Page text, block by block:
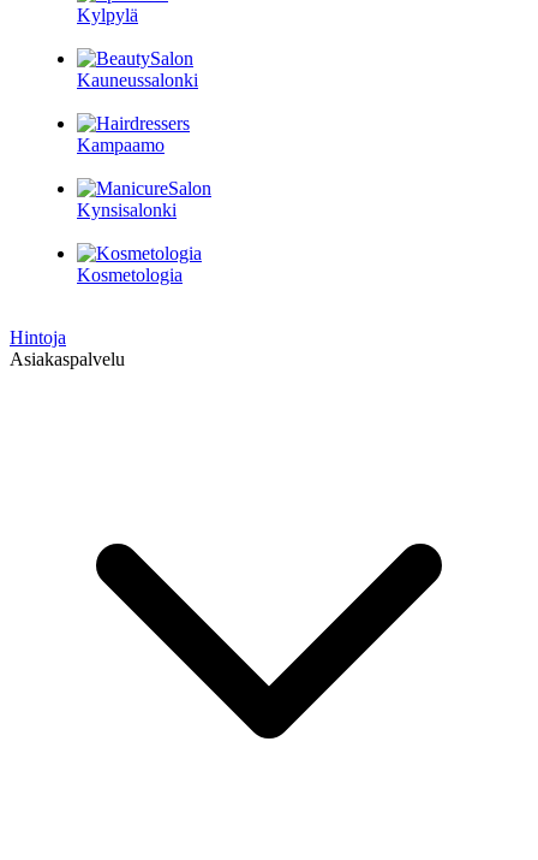
Kylpylä
Kauneussalonki
Kampaamo
Kynsisalonki
Kosmetologia
Hintoja
Asiakaspalvelu